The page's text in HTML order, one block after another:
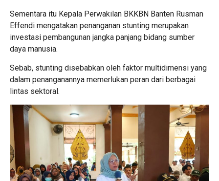
Sementara itu Kepala Perwakilan BKKBN Banten Rusman
Effendi mengatakan penanganan stunting merupakan
investasi pembangunan jangka panjang bidang sumber
daya manusia.
Sebab, stunting disebabkan oleh faktor multidimensi yang
dalam penanganannya memerlukan peran dari berbagai
lintas sektoral.